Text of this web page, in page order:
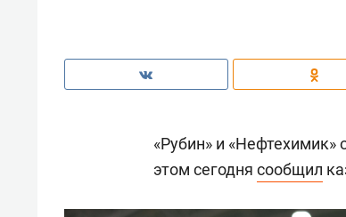
«Рубин» и
этом сегодня сообщил